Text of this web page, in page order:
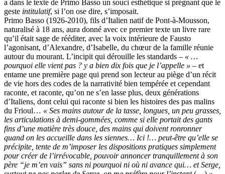
a dans le texte de Primo Basso un souci esthétique si prégnant que le
geste intitulatif, si l’on ose dire, s’imposait.
Primo Basso (1926-2010), fils d’Italien natif de Pont-à-Mousson,
naturalisé à 18 ans, aura donné avec ce premier texte un livre rare
qu’il était sage de rééditer, avec la voix intérieure de Fausto
l’agonisant, d’Alexandre, d’Isabelle, du chœur de la famille réunie
autour du mourant. L’incipit qui dérouille les standards – « …
pourquoi elle vient pas ? y a bien dix fois que je l’appelle » – et
entame une première page qui prend son lecteur au piège d’un récit
de vie hors des codes de la narrativité bien tempérée et cependant
raconte, et raconte, qu’on ne s’en lasse plus, deux générations
d’Italiens, dont celui qui raconte si bien les histoires des pas malins
du Frioul… « Ses mains autour de la tasse, longues, un peu grasses,
les articulations à demi-gommées, comme si elle portait des gants
fins d’une matière très douce, des mains qui doivent ronronner
quand on les accueille dans les siennes… Ici !… peut-être qu’elle se
précipite, tente de m’imposer les dispositions pratiques simplement
pour créer de l’irrévocable, pouvoir annoncer tranquillement à son
père “je m’en vais” sans ni pourquoi ni où ni avance qui… et Serge,